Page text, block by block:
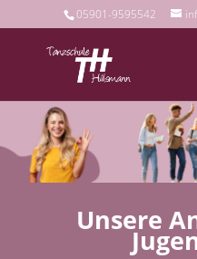
05901-9595542
Unsere